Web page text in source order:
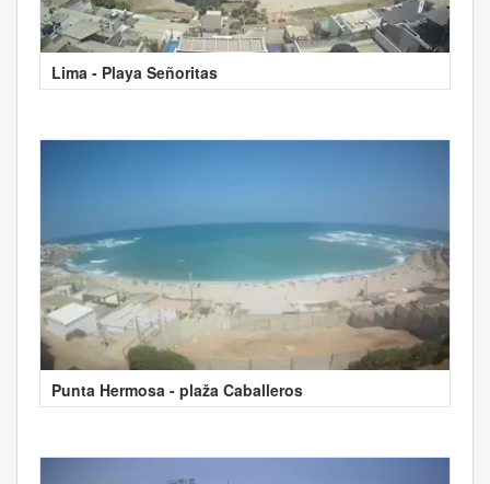
Lima - Playa Señoritas
Punta Hermosa - plaža Caballeros